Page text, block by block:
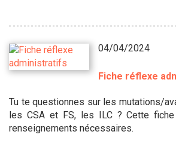
04/04/2024
Fiche réflexe
Tu te questionnes sur les mutations/
les CSA et FS, les ILC ? Cette
renseignements nécessaires.